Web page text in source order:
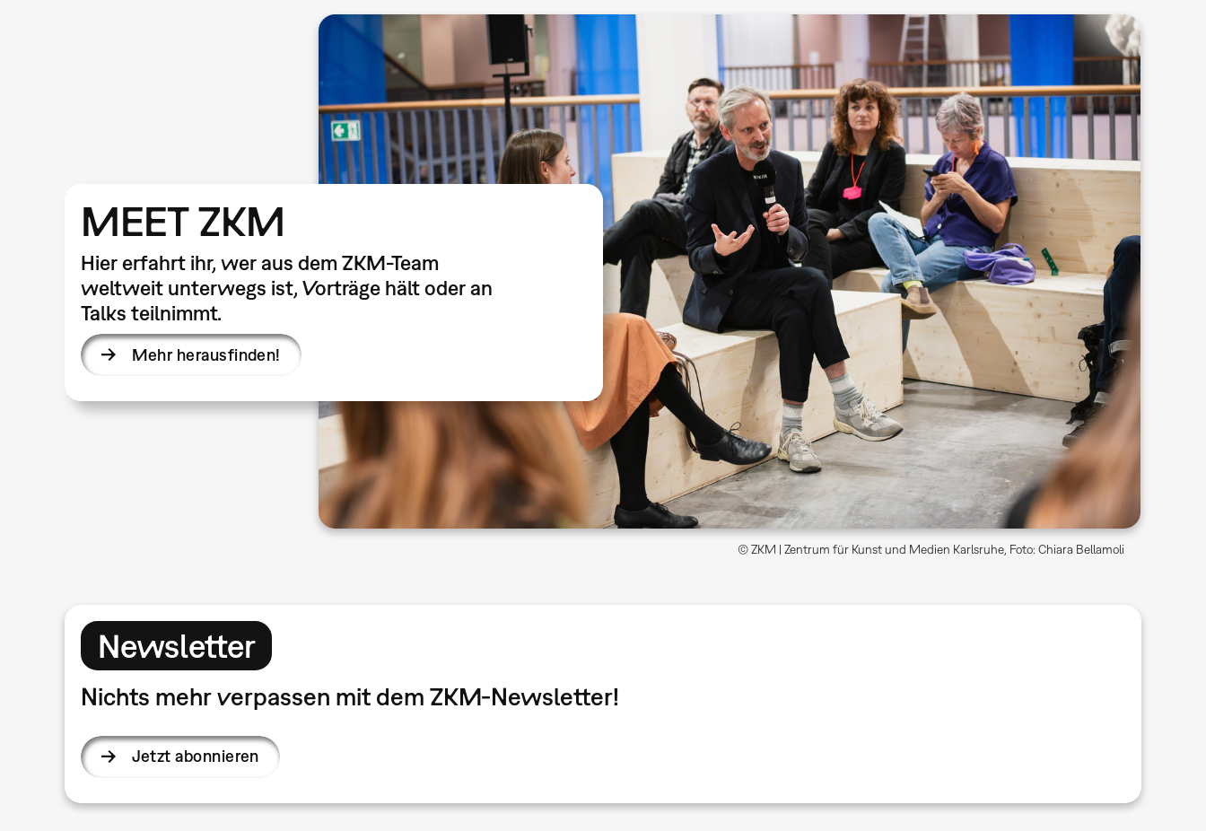
MEET ZKM
Hier erfahrt ihr, wer aus dem ZKM-Team
weltweit unterwegs ist, Vorträge hält oder an
Talks teilnimmt.
Mehr herausfinden!
© ZKM | Zentrum für Kunst und Medien Karlsruhe, Foto: Chiara Bellamoli
Newsletter
Nichts mehr verpassen mit dem ZKM-Newsletter!
Jetzt abonnieren